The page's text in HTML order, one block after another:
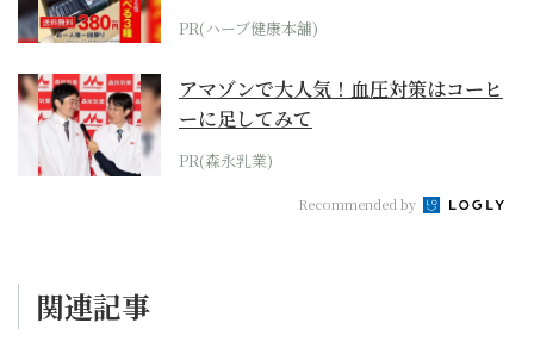
PR(ハーブ健康本舗)
アマゾンで大人気！血圧対策はコーヒ
ーに足してみて
PR(森永乳業)
Recommended by
関連記事